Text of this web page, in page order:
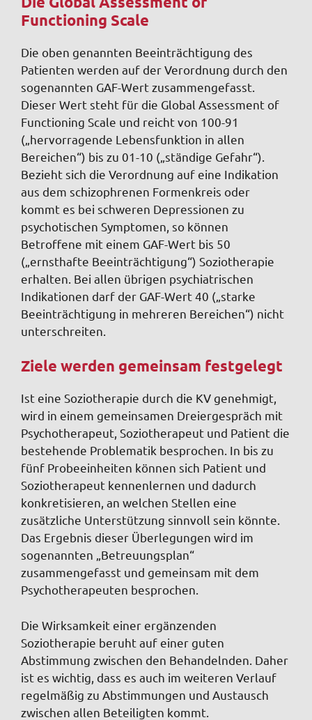
Functioning Scale
Die oben genannten Beeinträchtigung des
Patienten werden auf der Verordnung durch den
sogenannten GAF-Wert zusammengefasst.
Dieser Wert steht für die Global Assessment of
Functioning Scale und reicht von 100-91
(„hervorragende Lebensfunktion in allen
Bereichen“) bis zu 01-10 („ständige Gefahr“).
Bezieht sich die Verordnung auf eine Indikation
aus dem schizophrenen Formenkreis oder
kommt es bei schweren Depressionen zu
psychotischen Symptomen, so können
Betroffene mit einem GAF-Wert bis 50
(„ernsthafte Beeinträchtigung“) Soziotherapie
erhalten. Bei allen übrigen psychiatrischen
Indikationen darf der GAF-Wert 40 („starke
Beeinträchtigung in mehreren Bereichen“) nicht
unterschreiten.
Ziele werden gemeinsam festgelegt
Ist eine Soziotherapie durch die KV genehmigt,
wird in einem gemeinsamen Dreiergespräch mit
Psychotherapeut, Soziotherapeut und Patient die
bestehende Problematik besprochen. In bis zu
fünf Probeeinheiten können sich Patient und
Soziotherapeut kennenlernen und dadurch
konkretisieren, an welchen Stellen eine
zusätzliche Unterstützung sinnvoll sein könnte.
Das Ergebnis dieser Überlegungen wird im
sogenannten „Betreuungsplan“
zusammengefasst und gemeinsam mit dem
Psychotherapeuten besprochen.
Die Wirksamkeit einer ergänzenden
Soziotherapie beruht auf einer guten
Abstimmung zwischen den Behandelnden. Daher
ist es wichtig, dass es auch im weiteren Verlauf
regelmäßig zu Abstimmungen und Austausch
zwischen allen Beteiligten kommt.